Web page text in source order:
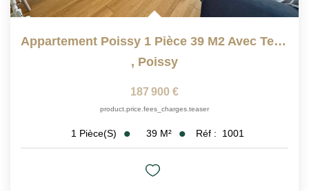
Appartement Poissy 1 Pièce 39 M2 Avec Terrasse De 12m²
, Poissy
187 900 €
product.price.fees_charges.teaser
1 Pièce(s) 39 M² Réf : 1001